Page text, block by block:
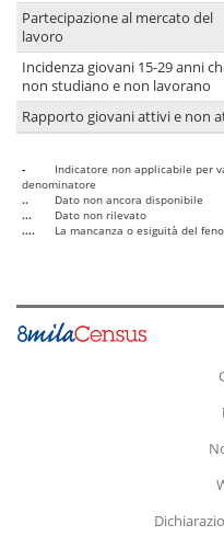
Partecipazione al mercato del
lavoro
Incidenza giovani 15-29 anni
non studiano e non lavorano
Rapporto giovani attivi e non
-
Indicatore non applicabile per
denominatore
..
Dato non ancora disponibile
...
Dato non rilevato
....
La mancanza o esiguità del